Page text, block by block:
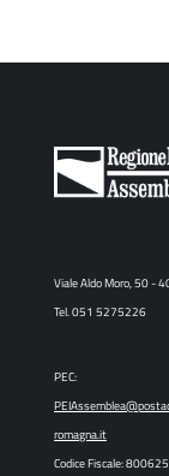
Viale Aldo Moro, 50 -
Tel. 051 5275226
PEC:
romagna.it
Codice Fiscale: